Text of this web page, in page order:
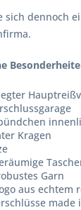
sich dennoch
Kragen
Garn
aus echtem
made